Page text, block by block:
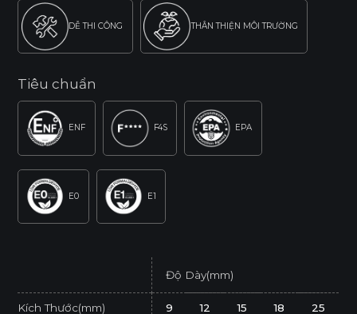
DỄ THI CÔNG THÂN THIỆN MÔI TRƯỜNG
Tiêu chuẩn
ENF F4S EPA
E0 E1
Độ Dày(mm)
Kích Thước(mm) 9 12 15 18 25